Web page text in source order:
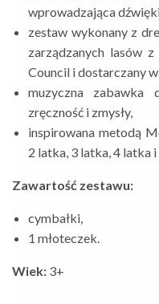
wprowadzająca
zestaw wykonany z
zarządzanych lasów
Council i dostarczany
muzyczna zabawka
zręczność i zmysły,
inspirowana metodą
2 latka, 3 latka, 4 latka
Zawartość zestawu:
cymbałki,
1 młoteczek.
Wiek: 3+